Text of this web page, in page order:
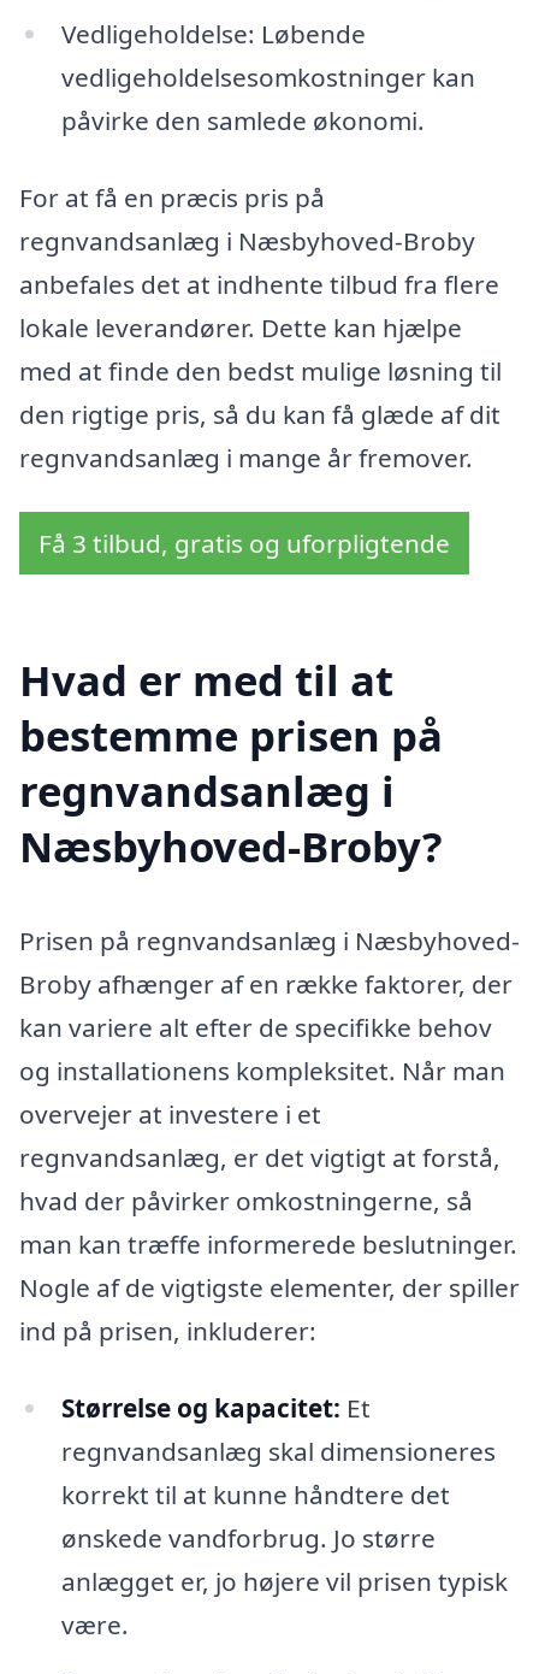
Vedligeholdelse: Løbende
vedligeholdelsesomkostninger kan
påvirke den samlede økonomi.
For at få en præcis pris på
regnvandsanlæg i Næsbyhoved-Broby
anbefales det at indhente tilbud fra flere
lokale leverandører. Dette kan hjælpe
med at finde den bedst mulige løsning til
den rigtige pris, så du kan få glæde af dit
regnvandsanlæg i mange år fremover.
Få 3 tilbud, gratis og uforpligtende
Hvad er med til at
bestemme prisen på
regnvandsanlæg i
Næsbyhoved-Broby?
Prisen på regnvandsanlæg i Næsbyhoved-
Broby afhænger af en række faktorer, der
kan variere alt efter de specifikke behov
og installationens kompleksitet. Når man
overvejer at investere i et
regnvandsanlæg, er det vigtigt at forstå,
hvad der påvirker omkostningerne, så
man kan træffe informerede beslutninger.
Nogle af de vigtigste elementer, der spiller
ind på prisen, inkluderer:
Størrelse og kapacitet: Et
regnvandsanlæg skal dimensioneres
korrekt til at kunne håndtere det
ønskede vandforbrug. Jo større
anlægget er, jo højere vil prisen typisk
være.